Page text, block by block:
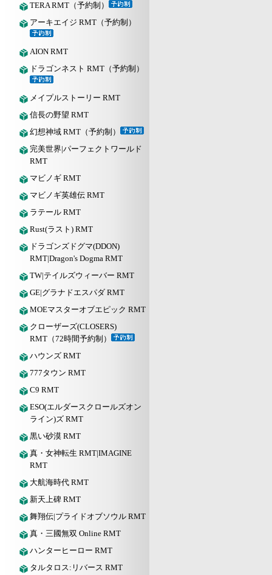
TERA RMT（予約制）
アーキエイジ RMT（予約制）
AION RMT
ドラゴンネスト RMT（予約制）
メイプルストーリー RMT
信長の野望 RMT
幻想神域 RMT（予約制）
完美世界|パーフェクトワールド
RMT
マビノギ RMT
マビノギ英雄伝 RMT
ラテール RMT
Rust(ラスト) RMT
ドラゴンズドグマ(DDON)
RMT|Dragon's Dogma RMT
TW|テイルズウィーバー RMT
GE|グラナドエスパダ RMT
MOEマスターオブエピック RMT
クローザーズ(CLOSERS)
RMT（72時間予約制）
ハウンズ RMT
777タウン RMT
C9 RMT
ESO(エルダースクロールズオン
ライン)ズ RMT
黒い砂漠 RMT
真・女神転生 RMT|IMAGINE
RMT
大航海時代 RMT
新天上碑 RMT
舞翔伝|プライドオブソウル RMT
真・三國無双 Online RMT
ハンターヒーロー RMT
タルタロス:リバース RMT